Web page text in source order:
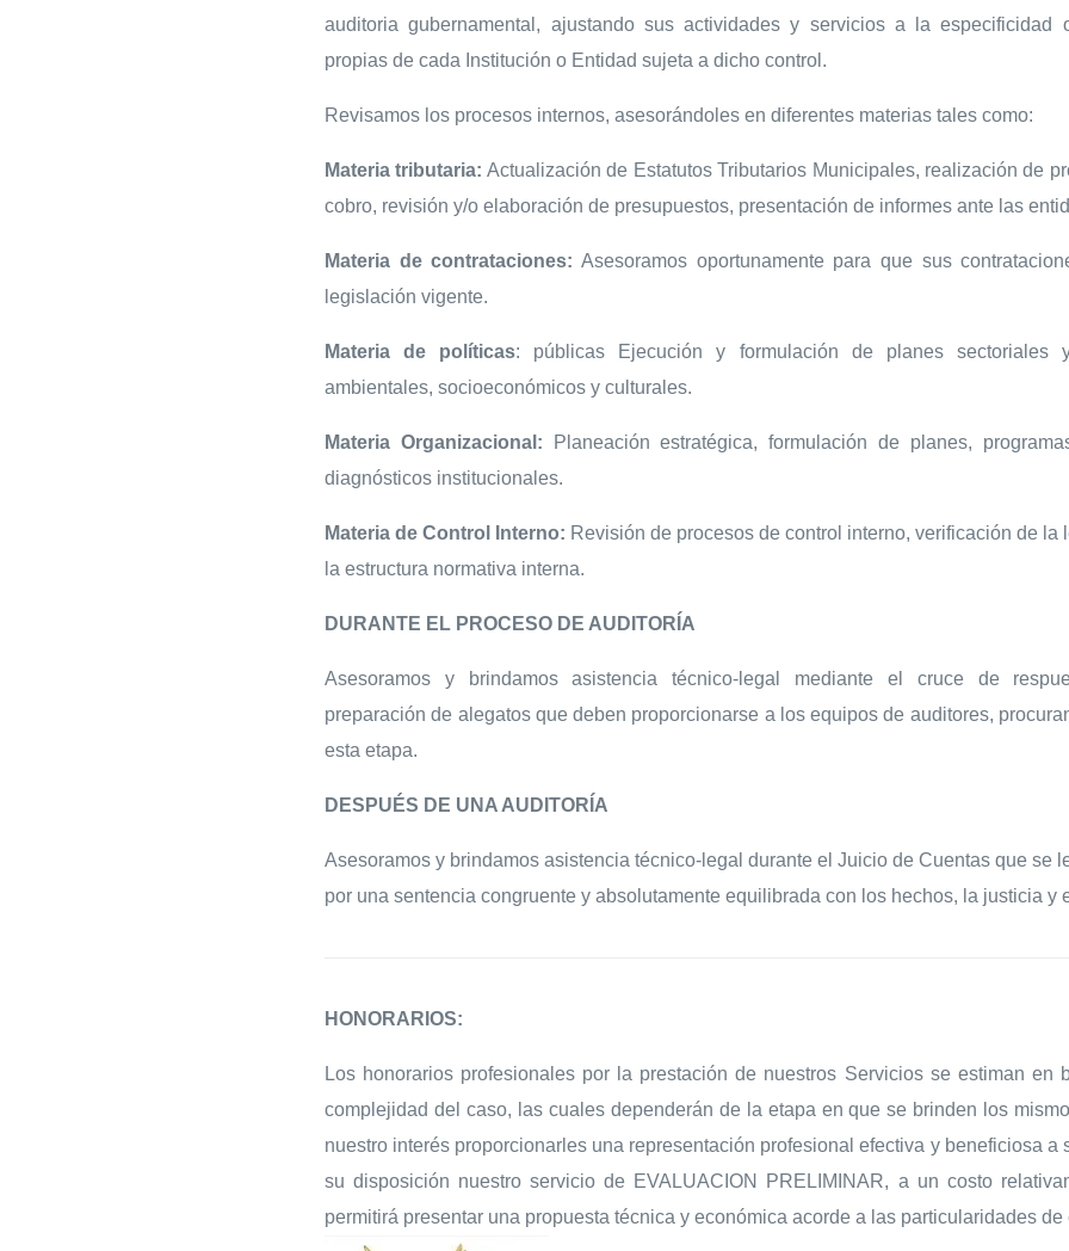
auditoria gubernamental, ajustando sus actividades y servicios a la especificidad
propias de cada Institución o Entidad sujeta a dicho control.
Revisamos los procesos internos, asesorándoles en diferentes materias tales como:
Materia tributaria: Actualización de Estatutos Tributarios Municipales, realización de
cobro, revisión y/o elaboración de presupuestos, presentación de informes ante las
Materia de contrataciones: Asesoramos oportunamente para que sus
legislación vigente.
Materia de políticas: públicas Ejecución y formulación de planes sectoriales
ambientales, socioeconómicos y culturales.
Materia Organizacional: Planeación estratégica, formulación de planes,
diagnósticos institucionales.
Materia de Control Interno: Revisión de procesos de control interno, verificación de la
la estructura normativa interna.
DURANTE EL PROCESO DE AUDITORÍA
Asesoramos y brindamos asistencia técnico-legal mediante el cruce de
preparación de alegatos que deben proporcionarse a los equipos de auditores,
esta etapa.
DESPUÉS DE UNA AUDITORÍA
Asesoramos y brindamos asistencia técnico-legal durante el Juicio de Cuentas que se
por una sentencia congruente y absolutamente equilibrada con los hechos, la justicia y
HONORARIOS:
Los honorarios profesionales por la prestación de nuestros Servicios se estiman en
complejidad del caso, las cuales dependerán de la etapa en que se brinden los
nuestro interés proporcionarles una representación profesional efectiva y beneficiosa a
su disposición nuestro servicio de EVALUACION PRELIMINAR, a un costo
permitirá presentar una propuesta técnica y económica acorde a las particularidades de